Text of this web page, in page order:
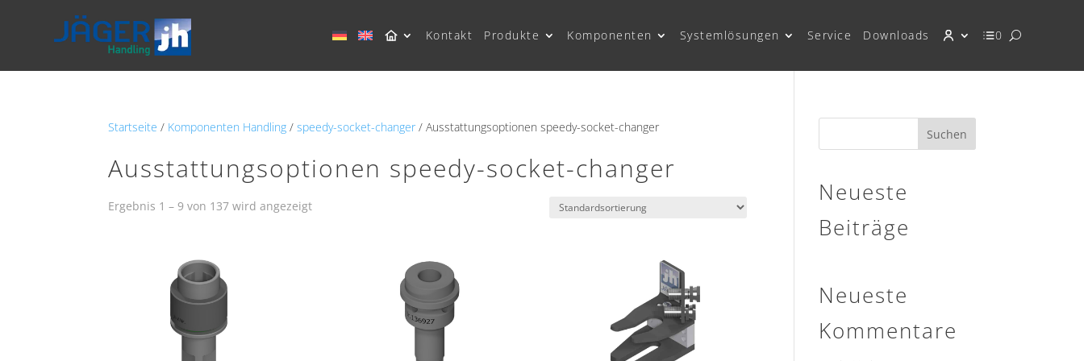
Kontakt Produkte Komponenten Systemlösungen Service Downloads 0
Startseite / Komponenten Handling /speedy-socket-changer/ Ausstattungsoptionen speedy-socket-changer
Ausstattungsoptionen speedy-socket-changer
Ergebnis 1 – 9 von 137 wird angezeigt
Suchen
Neueste
Beiträge
Neueste
Kommentare